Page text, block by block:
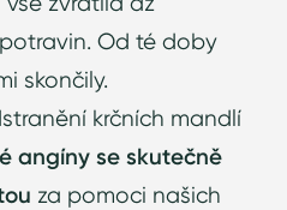
. Od té doby
skončily.
krčních mandlí
angíny se skutečně
za pomoci našich